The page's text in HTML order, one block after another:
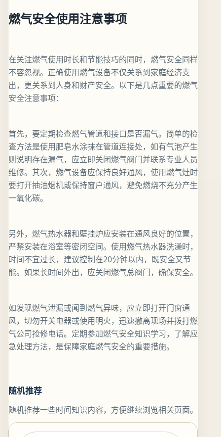
燃气安全使用注意事项
在关注燃气使用时长和节能技巧的同时，燃气安全同样
不容忽视。正确使用燃气设备不仅关系到家庭经济支
出，更关系到人身和财产安全。以下是几点重要的燃气
安全注意事项：
首先，要定期检查燃气管道和接口是否漏气。简单的检
查方法是使用肥皂水涂抹在管道连接处，如有气泡产生
则说明存在漏气，应立即关闭燃气阀门并联系专业人员
维修。其次，燃气设备应保持良好通风，使用燃气灶时
要打开抽油烟机或保持窗户通风，避免燃烧不充分产生
一氧化碳。
另外，燃气热水器和壁挂炉应安装在通风良好的位置，
严禁安装在浴室等密闭空间。使用燃气热水器洗澡时，
时间不宜过长，建议控制在20分钟以内，既安全又节
能。如果长时间外出，应关闭燃气总阀门，确保安全。
如发现燃气泄漏或闻到燃气异味，应立即打开门窗通
风，切勿开关电器或使用明火，迅速撤离现场并拨打燃
气公司抢修电话。定期参加燃气安全知识学习，了解应
急处理方法，是保障家庭燃气安全的重要措施。
随机推荐
随机推荐一些时间知识内容，方便继续浏览相关页面。